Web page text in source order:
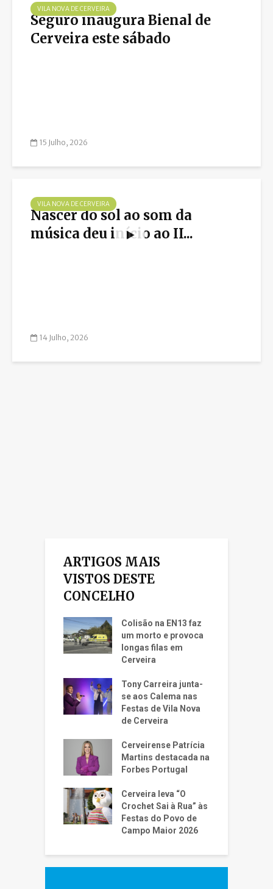
VILA NOVA DE CERVEIRA
Seguro inaugura Bienal de
Cerveira este sábado
15 Julho, 2026
VILA NOVA DE CERVEIRA
Nascer do sol ao som da
música deu início ao II...
14 Julho, 2026
ARTIGOS MAIS
VISTOS DESTE
CONCELHO
Colisão na EN13 faz
um morto e provoca
longas filas em
Cerveira
Tony Carreira junta-
se aos Calema nas
Festas de Vila Nova
de Cerveira
Cerveirense Patrícia
Martins destacada na
Forbes Portugal
Cerveira leva “O
Crochet Sai à Rua” às
Festas do Povo de
Campo Maior 2026